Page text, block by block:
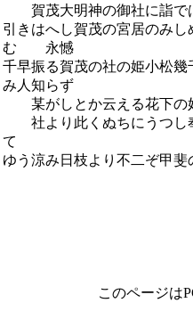
賀茂大明神の御社に詣で
引きはへし賀茂の宮居のみ
む 永憾
千早振る賀茂の社の姫小松
み人知らず
某がしとか云える花下の
社より此くぬちにうつし
て
ゆう涼み日枝より不二ぞ
このページは